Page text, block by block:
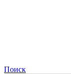
Поиск